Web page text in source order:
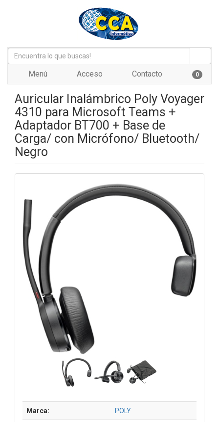
Menú Acceso Contacto 0
Auricular Inalámbrico Poly Voyager
4310 para Microsoft Teams +
Adaptador BT700 + Base de
Carga/ con Micrófono/ Bluetooth/
Negro
Marca: POLY